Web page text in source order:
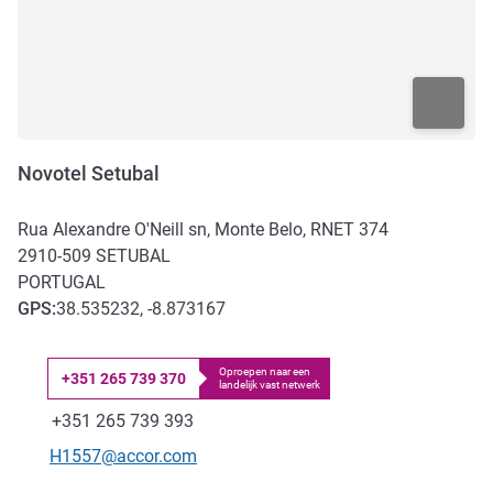
Novotel Setubal
Rua Alexandre O'Neill sn, Monte Belo, RNET 374
2910-509 SETUBAL
PORTUGAL
GPS:38.535232, -8.873167
Telefoon
+351 265 739 370
Oproepen naar een
landelijk vast netwerk
Fax
+351 265 739 393
E-mailadres voor contact
H1557@accor.com